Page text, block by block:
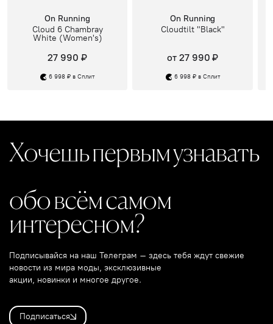
On Running
Cloud 6 Chambray
White (Women's)
27 990 ₽
6 998 ₽ в Сплит
On Running
Cloudtilt "Black"
от 27 990 ₽
6 998 ₽ в Сплит
Хочешь первым узнавать
обо всём самом
интересном?
Подписывайся на наш Телеграм – здесь тебя ждут свежие
новости из мира моды, эксклюзивные
акции, новинки и многое другое.
Подписаться